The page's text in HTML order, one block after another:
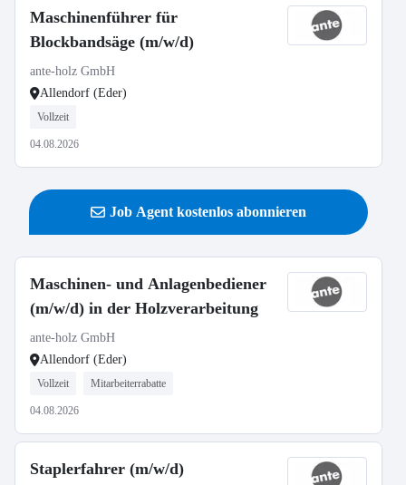
Maschinenführer für
Blockbandsäge (m/w/d)
ante-holz GmbH
Allendorf (Eder)
Vollzeit
04.08.2026
Job Agent kostenlos abonnieren
Maschinen- und Anlagenbediener
(m/w/d) in der Holzverarbeitung
ante-holz GmbH
Allendorf (Eder)
Vollzeit Mitarbeiterrabatte
04.08.2026
Staplerfahrer (m/w/d)